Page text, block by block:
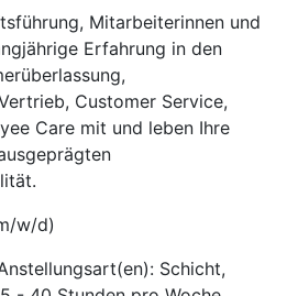
Mitarbeiterinnen und
Erfahrung in den
Customer Service,
Care mit und leben Ihre
w/d)
Schicht,